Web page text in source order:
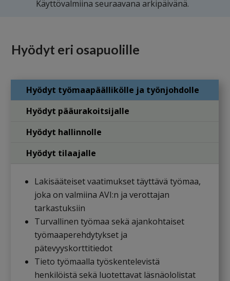
Käyttövalmiina seuraavana arkipäivänä.
Hyödyt eri osapuolille
Hyödyt työmaapäällikölle ja työnjohdolle
Hyödyt pääurakoitsijalle
Hyödyt hallinnolle
Hyödyt tilaajalle
Lakisääteiset vaatimukset täyttävä työmaa,
joka on valmiina AVI:n ja verottajan
tarkastuksiin
Turvallinen työmaa sekä ajankohtaiset
työmaaperehdytykset ja
pätevyyskorttitiedot
Tieto työmaalla työskentelevistä
henkilöistä sekä luotettavat läsnäololistat